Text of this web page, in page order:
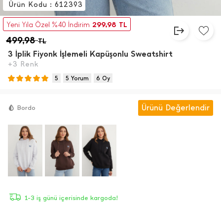
Yeni Yıla Özel %40 İndirim 299,98 TL
499,98TL
3 İ̇plik Fiyonk İ̇şlemeli Kapüşonlu Sweatshirt
+3 Renk
Ürün Kodu : 612393
5 5 Yorum 6 Oy
Bordo Ürünü Değerlendir
1-3 iş günü içerisinde kargoda!